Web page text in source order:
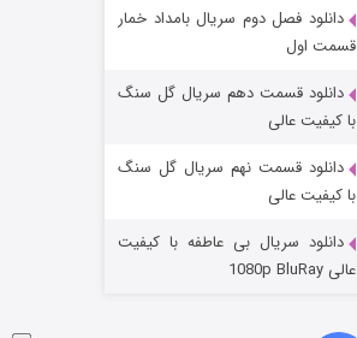
شکست استوارت در نجات جهان
قسمت ۷ (زیرنویس) منتشر شد
دانلود فصل دوم سریال بامداد خمار
قسمت اول
دانلود قسمت دهم سریال گل سنگ
با کیفیت عالی
دانلود قسمت نهم سریال گل سنگ
با کیفیت عالی
دانلود سریال بی عاطفه با کیفیت
عالی 1080p BluRay